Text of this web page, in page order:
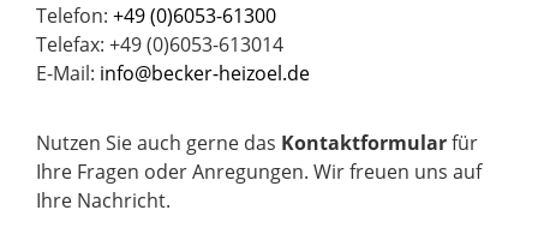
Telefon: +49 (0)6053-61300
Telefax: +49 (0)6053-613014
E-Mail: info@becker-heizoel.de
Nutzen Sie auch gerne das Kontaktformularfür
Ihre Fragen oder Anregungen. Wir freuen uns auf
Ihre Nachricht.